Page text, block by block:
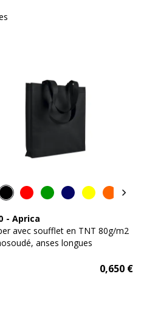
- Aprica
avec soufflet en TNT 80g/m2
anses longues
0,650€